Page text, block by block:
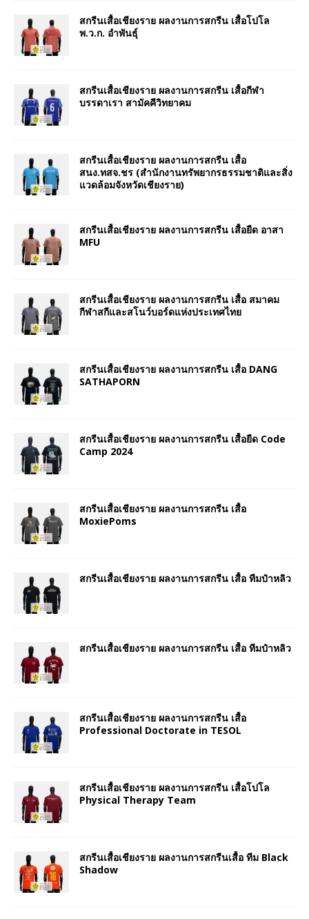
สกรีนเสื้อเชียงราย ผลงานการสกรีน เสื้อโปโล
พ.ว.ก. อำพันธุ์
สกรีนเสื้อเชียงราย ผลงานการสกรีน เสื้อกีฬา
บรรดาเรา สามัคคีวิทยาคม
สกรีนเสื้อเชียงราย ผลงานการสกรีน เสื้อ
สนง.ทสจ.ชร (สำนักงานทรัพยากรธรรมชาติและสิ่ง
แวดล้อมจังหวัดเชียงราย)
สกรีนเสื้อเชียงราย ผลงานการสกรีน เสื้อยืด อาสา
MFU
สกรีนเสื้อเชียงราย ผลงานการสกรีน เสื้อ สมาคม
กีฬาสกีและสโนว์บอร์ดแห่งประเทศไทย
สกรีนเสื้อเชียงราย ผลงานการสกรีน เสื้อ DANG
SATHAPORN
สกรีนเสื้อเชียงราย ผลงานการสกรีน เสื้อยืด Code
Camp 2024
สกรีนเสื้อเชียงราย ผลงานการสกรีน เสื้อ
MoxiePoms
สกรีนเสื้อเชียงราย ผลงานการสกรีน เสื้อ ทีมป๋าหลิว
สกรีนเสื้อเชียงราย ผลงานการสกรีน เสื้อ ทีมป๋าหลิว
สกรีนเสื้อเชียงราย ผลงานการสกรีน เสื้อ
Professional Doctorate in TESOL
สกรีนเสื้อเชียงราย ผลงานการสกรีน เสื้อโปโล
Physical Therapy Team
สกรีนเสื้อเชียงราย ผลงานการสกรีนเสื้อ ทีม Black
Shadow